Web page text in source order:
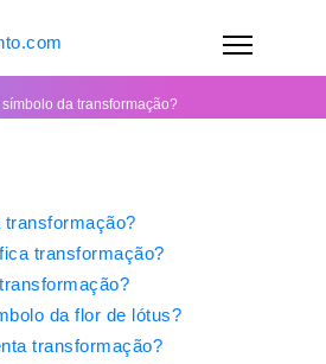
da transformação?
transformação?
da flor de lótus?
transformação?